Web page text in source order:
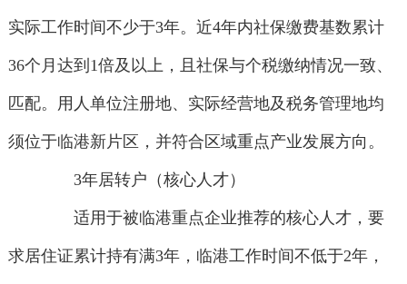
实际工作时间不少于3年。近4年内社保缴费基数累计
36个月达到1倍及以上，且社保与个税缴纳情况一致、
匹配。用人单位注册地、实际经营地及税务管理地均
须位于临港新片区，并符合区域重点产业发展方向。
3年居转户（核心人才）
适用于被临港重点企业推荐的核心人才，要
求居住证累计持有满3年，临港工作时间不低于2年，